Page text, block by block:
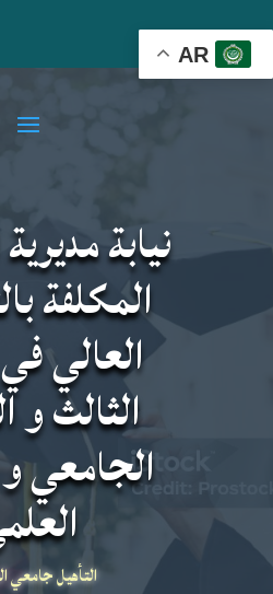
AR
نيابة
المكلفة
العالي
الثالث و
الجامعي
التأهيل جامعي